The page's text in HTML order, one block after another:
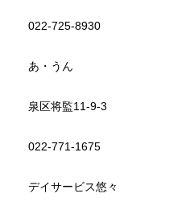
022-725-8930
あ・うん
泉区将監11-9-3
022-771-1675
デイサービス悠々